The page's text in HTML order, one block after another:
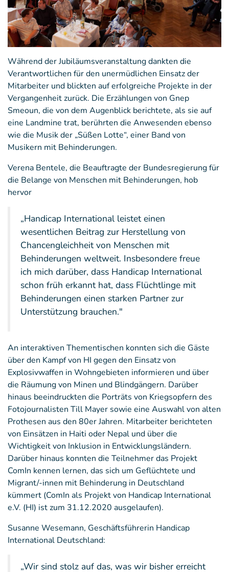
Während der Jubiläumsveranstaltung dankten die
Verantwortlichen für den unermüdlichen Einsatz der
Mitarbeiter und blickten auf erfolgreiche Projekte in der
Vergangenheit zurück. Die Erzählungen von Gnep
Smeoun, die von dem Augenblick berichtete, als sie auf
eine Landmine trat, berührten die Anwesenden ebenso
wie die Musik der „Süßen Lotte“, einer Band von
Musikern mit Behinderungen.
Verena Bentele, die Beauftragte der Bundesregierung für
die Belange von Menschen mit Behinderungen, hob
hervor
„Handicap International leistet einen
wesentlichen Beitrag zur Herstellung von
Chancengleichheit von Menschen mit
Behinderungen weltweit. Insbesondere freue
ich mich darüber, dass Handicap International
schon früh erkannt hat, dass Flüchtlinge mit
Behinderungen einen starken Partner zur
Unterstützung brauchen."
An interaktiven Thementischen konnten sich die Gäste
über den Kampf von HI gegen den Einsatz von
Explosivwaffen in Wohngebieten informieren und über
die Räumung von Minen und Blindgängern. Darüber
hinaus beeindruckten die Porträts von Kriegsopfern des
Fotojournalisten Till Mayer sowie eine Auswahl von alten
Prothesen aus den 80er Jahren. Mitarbeiter berichteten
von Einsätzen in Haiti oder Nepal und über die
Wichtigkeit von Inklusion in Entwicklungsländern.
Darüber hinaus konnten die Teilnehmer das Projekt
ComIn kennen lernen, das sich um Geflüchtete und
Migrant/-innen mit Behinderung in Deutschland
kümmert (ComIn als Projekt von Handicap International
e.V. (HI) ist zum 31.12.2020 ausgelaufen).
Susanne Wesemann, Geschäftsführerin Handicap
International Deutschland:
„Wir sind stolz auf das, was wir bisher erreicht